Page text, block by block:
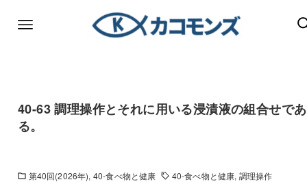
40-63 調理操作とそれに用いる浸漬液の組合せであ
る。
第40回(2026年) 40-食べ物と健康 40-食べ物と健康 調理操作